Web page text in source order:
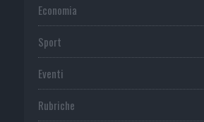
Economia
Sport
Eventi
Rubriche